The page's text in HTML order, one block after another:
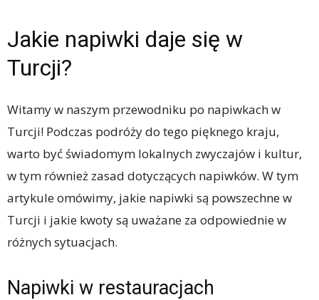
Jakie napiwki daje się w
Turcji?
Witamy w naszym przewodniku po napiwkach w
Turcji! Podczas podróży do tego pięknego kraju,
warto być świadomym lokalnych zwyczajów i kultur,
w tym również zasad dotyczących napiwków. W tym
artykule omówimy, jakie napiwki są powszechne w
Turcji i jakie kwoty są uważane za odpowiednie w
różnych sytuacjach.
Napiwki w restauracjach